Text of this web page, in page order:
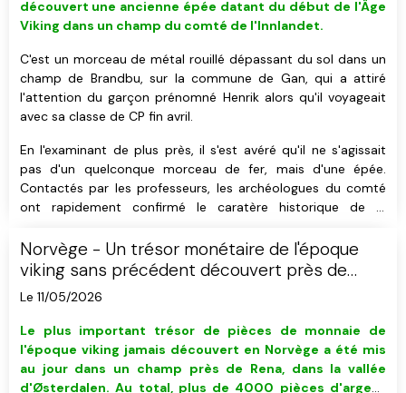
découvert une ancienne épée datant du début de l'Âge
Viking dans un champ du comté de l'Innlandet.
C'est un morceau de métal rouillé dépassant du sol dans un
champ de Brandbu, sur la commune de Gan, qui a attiré
l'attention du garçon prénomné Henrik alors qu'il voyageait
avec sa classe de CP fin avril.
En l'examinant de plus près, il s'est avéré qu'il ne s'agissait
pas d'un quelconque morceau de fer, mais d'une épée.
Contactés par les professeurs, les archéologues du comté
ont rapidement confirmé le caratère historique de la
Norvège - Un trésor monétaire de l'époque
viking sans précédent découvert près de
Rena
Le 11/05/2026
Le plus important trésor de pièces de monnaie de
l'époque viking jamais découvert en Norvège a été mis
au jour dans un champ près de Rena, dans la vallée
d'Østerdalen. Au total, plus de 4000 pièces d'argent